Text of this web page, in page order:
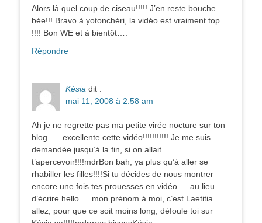
Alors là quel coup de ciseau!!!!! J’en reste bouche
bée!!! Bravo à yotonchéri, la vidéo est vraiment top
!!!! Bon WE et à bientôt….
Répondre
Késia dit :
mai 11, 2008 à 2:58 am
Ah je ne regrette pas ma petite virée nocture sur ton
blog….. excellente cette vidéo!!!!!!!!!!! Je me suis
demandée jusqu’à la fin, si on allait
t’apercevoir!!!!mdrBon bah, ya plus qu’à aller se
rhabiller les filles!!!!Si tu décides de nous montrer
encore une fois tes prouesses en vidéo…. au lieu
d’écrire hello…. mon prénom à moi, c’est Laetitia…
allez, pour que ce soit moins long, défoule toi sur